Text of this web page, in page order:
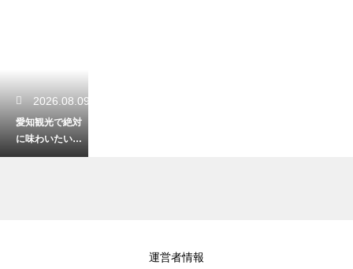
2026.08.09
愛知観光で絶対
に味わいたい絶
品グルメ！ご当
運営者情報